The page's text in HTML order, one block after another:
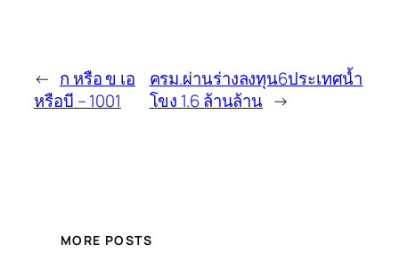
← ก หรือ ข เอ
หรือบี – 1001
ครม.ผ่านร่างลงทุน6ประเทศน้ำ
โขง 1.6 ล้านล้าน →
MORE POSTS